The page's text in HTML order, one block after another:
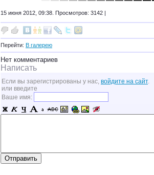
15 июня 2012, 09:38. Просмотров: 3142 |
Перейти: В галерею
Нет комментариев
Написать
Если вы зарегистрированы у нас, войдите на сайт.
или введите
Ваше имя: